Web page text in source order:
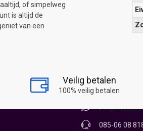
of simpelweg
is altijd de
van een
Veilig betalen
100% veilig betalen
James
1704RR
085-06 08